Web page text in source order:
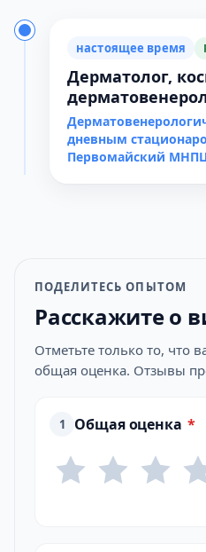
настоящее время
Дерматолог,
дневным
Первомайский
ПОДЕЛИТЕСЬ ОПЫТОМ
Расскажите о
Отметьте только то, что
общая оценка. Отзывы
1 Общая оценка *